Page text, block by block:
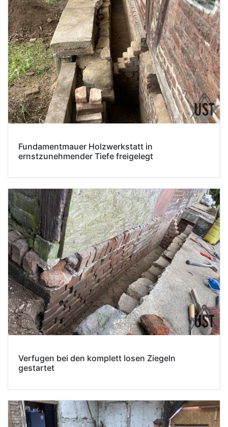
Fundamentmauer Holzwerkstatt in
ernstzunehmender Tiefe freigelegt
Verfugen bei den komplett losen Ziegeln
gestartet